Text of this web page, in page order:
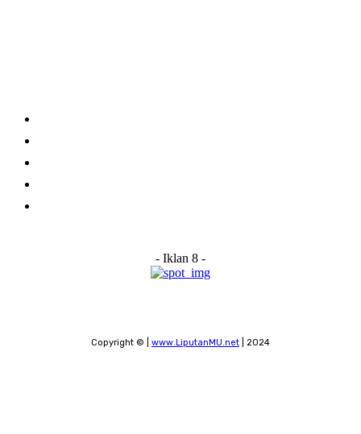
- Iklan 8 -
Copyright © | www.LiputanMU.net | 2024